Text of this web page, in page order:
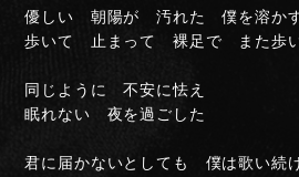
DISCOGRAPHY
MUSIC VIDEO
LYRICS
GOODS
伊達漢
優しい 朝陽が 汚れた 僕を溶か
歩いて 止まって 裸足で また歩い
同じように 不安に怯え
眠れない 夜を過ごした
君に届かないとしても 僕は歌い続